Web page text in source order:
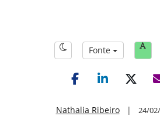
Fonte
Nathalia Ribeiro| 24/